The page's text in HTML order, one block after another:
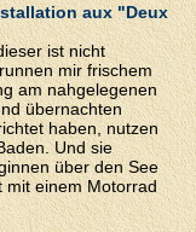
aux "Deux
ist nicht
mir frischem
am nahgelegenen
übernachten
haben, nutzen
Und sie
über den See
mit einem Motorrad